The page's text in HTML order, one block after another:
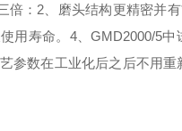
倍： 2、磨头结构更精密并
用寿命。 4、GMD2000/5
参数在工业化后之后不用重